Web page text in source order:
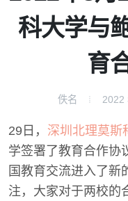
科大学与
育
佚名 2022
29日， 深圳北理莫斯
学签署了教育合作协
国教育交流进入了新
注，大家对于两校的